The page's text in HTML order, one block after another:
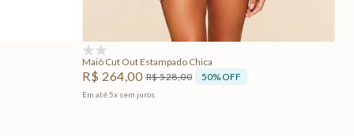
Adicionar na sacola
Maiô Cut Out Estampado Chica
R$ 264,00 R$528,00 50% OFF
Em até 5x sem juros